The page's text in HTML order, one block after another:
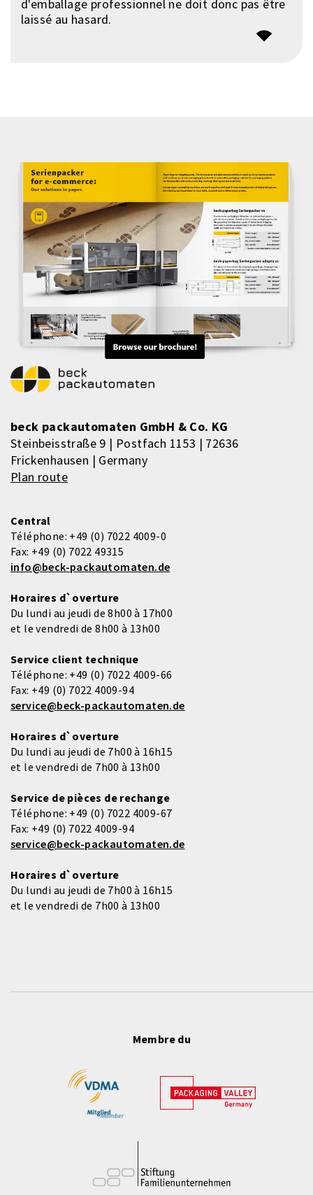
d'emballage professionnel ne doit donc pas être
laissé au hasard.
beck packautomaten GmbH & Co. KG
Steinbeisstraße 9 | Postfach 1153 | 72636
Frickenhausen | Germany
Plan route
Central
Téléphone: +49 (0) 7022 4009-0
Fax: +49 (0) 7022 49315
info@beck-packautomaten.de
Horaires d`overture
Du lundi au jeudi de 8h00 à 17h00
et le vendredi de 8h00 à 13h00
Service client technique
Téléphone: +49 (0) 7022 4009-66
Fax: +49 (0) 7022 4009-94
service@beck-packautomaten.de
Horaires d`overture
Du lundi au jeudi de 7h00 à 16h15
et le vendredi de 7h00 à 13h00
Service de pièces de rechange
Téléphone: +49 (0) 7022 4009-67
Fax: +49 (0) 7022 4009-94
service@beck-packautomaten.de
Horaires d`overture
Du lundi au jeudi de 7h00 à 16h15
et le vendredi de 7h00 à 13h00
Membre du